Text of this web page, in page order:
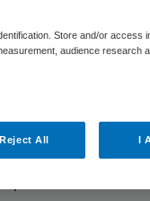
de
van Elon
president
Store and/or access
audience research
Reject All I